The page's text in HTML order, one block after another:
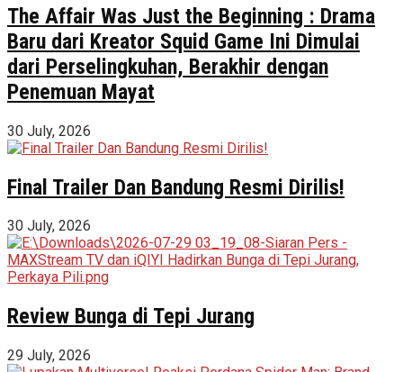
The Affair Was Just the Beginning : Drama
Baru dari Kreator Squid Game Ini Dimulai
dari Perselingkuhan, Berakhir dengan
Penemuan Mayat
30 July, 2026
Final Trailer Dan Bandung Resmi Dirilis!
30 July, 2026
Review Bunga di Tepi Jurang
29 July, 2026